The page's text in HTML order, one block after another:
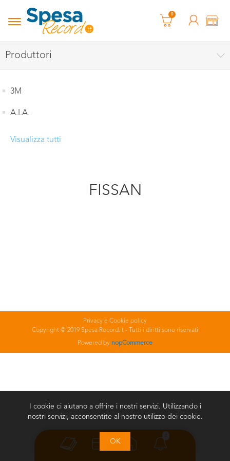
0
Produttori
3M
A.I.A.
Visualizza tutti
FISSAN
Privacy e Cookie policy
Copyright © 2019 Spesa Record.it - Tutti i diritti sono riservati
Powered by nopCommerce
I cookie ci aiutano a offrire i nostri servizi. Utilizzando i
nostri servizi, acconsentite al nostro utilizzo dei cookie.
OK